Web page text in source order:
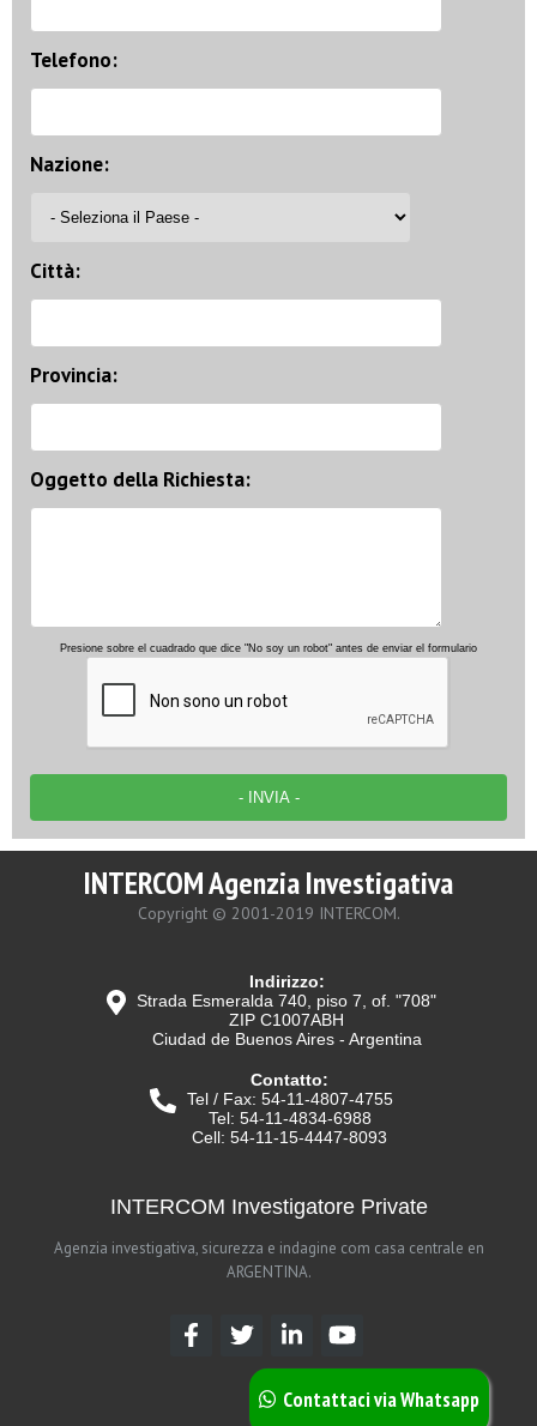
Contattaci via Whatsapp
Telefono:
Nazione:
Città:
Provincia:
Oggetto della Richiesta:
Presione sobre el cuadrado que dice "No soy un robot" antes de enviar el formulario
INTERCOM Agenzia Investigativa
Copyright © 2001-2019 INTERCOM.
Indirizzo:
Strada Esmeralda 740, piso 7, of. "708"
ZIP C1007ABH
Ciudad de Buenos Aires - Argentina
Contatto:
Tel / Fax: 54-11-4807-4755
Tel: 54-11-4834-6988
Cell: 54-11-15-4447-8093
INTERCOM Investigatore Private
Agenzia investigativa, sicurezza e indagine com casa centrale en
ARGENTINA.